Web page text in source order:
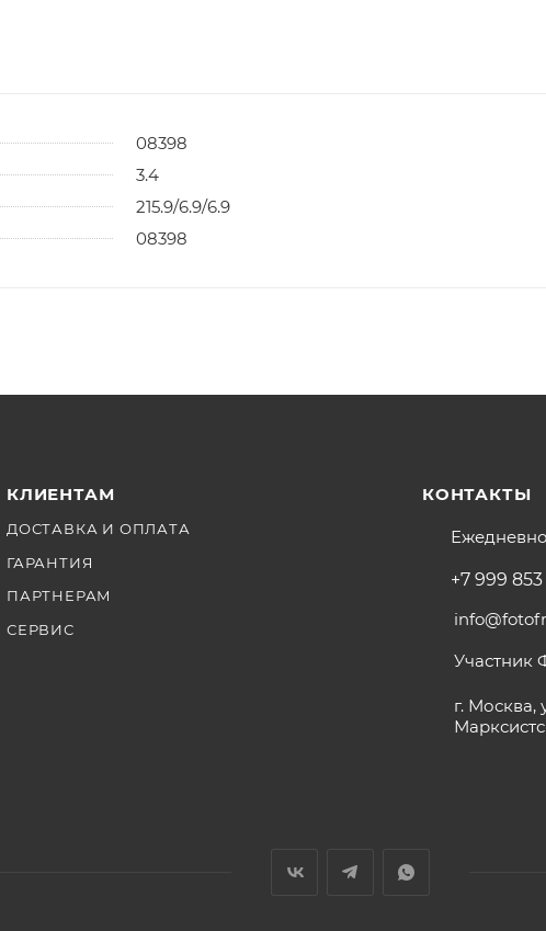
08398
3.4
215.9/6.9/6.9
08398
КЛИЕНТАМ
ДОСТАВКА И ОПЛАТА
ГАРАНТИЯ
ПАРТНЕРАМ
СЕРВИС
КОНТАКТЫ
+7 999
Участник
г. Москва,